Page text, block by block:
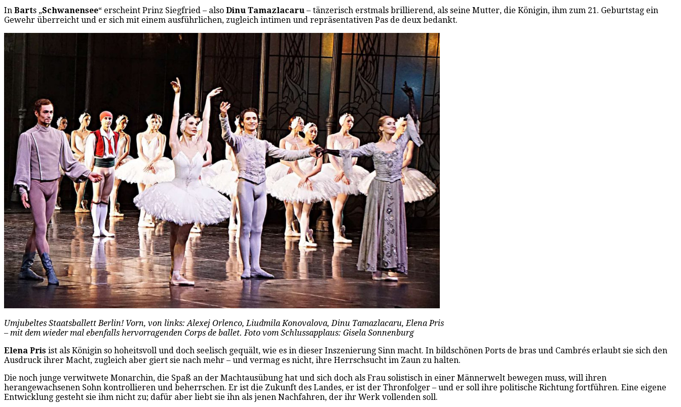
In Barts „Schwanensee“ erscheint Prinz Siegfried – also Dinu Tamazlacaru – tänzerisch erstmals brillierend, als seine Mutter, die Königin, ihm zum 21. Geburtstag ein
Gewehr überreicht und er sich mit einem ausführlichen, zugleich intimen und repräsentativen Pas de deux bedankt.
Umjubeltes Staatsballett Berlin! Vorn, von links: Alexej Orlenco, Liudmila Konovalova, Dinu Tamazlacaru, Elena Pris
– mit dem wieder mal ebenfalls hervorragenden Corps de ballet. Foto vom Schlussapplaus: Gisela Sonnenburg
Elena Pris ist als Königin so hoheitsvoll und doch seelisch gequält, wie es in dieser Inszenierung Sinn macht. In bildschönen Ports de bras und Cambrés erlaubt sie sich den
Ausdruck ihrer Macht, zugleich aber giert sie nach mehr – und vermag es nicht, ihre Herrschsucht im Zaun zu halten.
Die noch junge verwitwete Monarchin, die Spaß an der Machtausübung hat und sich doch als Frau solistisch in einer Männerwelt bewegen muss, will ihren
herangewachsenen Sohn kontrollieren und beherrschen. Er ist die Zukunft des Landes, er ist der Thronfolger – und er soll ihre politische Richtung fortführen. Eine eigene
Entwicklung gesteht sie ihm nicht zu; dafür aber liebt sie ihn als jenen Nachfahren, der ihr Werk vollenden soll.